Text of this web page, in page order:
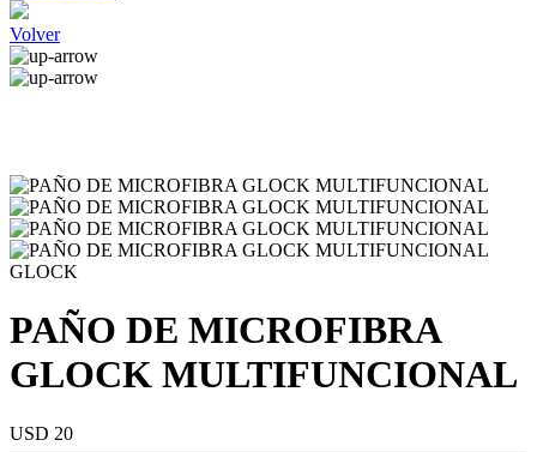
Volver
GLOCK
PAÑO DE MICROFIBRA
GLOCK MULTIFUNCIONAL
USD 20